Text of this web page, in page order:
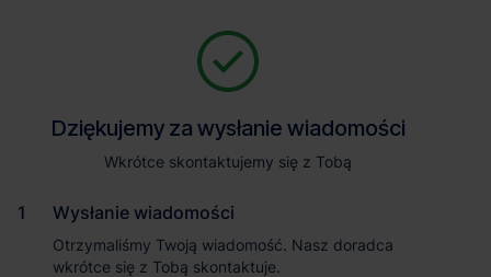
Dziękujemy za wysłanie wiadomości
Wkrótce skontaktujemy się z Tobą
Wysłanie wiadomości
Otrzymaliśmy Twoją wiadomość. Nasz doradca
wkrótce się z Tobą skontaktuje.
Jesteśmy tu, żeby Ci pomóc. Niezależnie od tego, na jakim etapie
pomożemy Ci wybrać najlepszą ofertę. Napisz do nas!
Imię i nazwisko
Dziękujemy za wysłanie wiadomości
Wkrótce skontaktujemy się z Tobą
Wysłanie wiadomości
Otrzymaliśmy Twoją wiadomość. Nasz doradca
wkrótce się z Tobą skontaktuje.